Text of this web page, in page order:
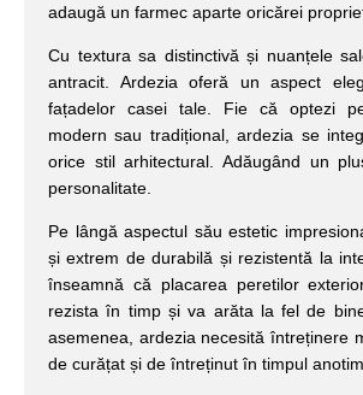
adaugă un farmec aparte oricărei
Cu textura sa distinctivă și nuanțele
antracit. Ardezia oferă un aspect
fațadelor casei tale. Fie că optezi
modern sau tradițional, ardezia se
orice stil arhitectural. Adăugând un
personalitate.
Pe lângă aspectul său estetic
și extrem de durabilă și rezistentă la
înseamnă că placarea peretilor
rezista în timp și va arăta la fel de
asemenea, ardezia necesită întreținere
de curățat și de întreținut în timpul